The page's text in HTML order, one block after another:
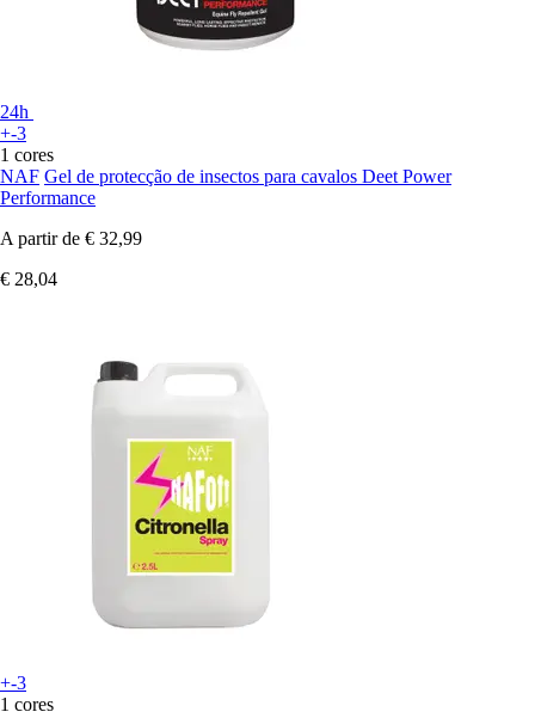
24h
+-3
1 cores
NAF Gel de protecção de insectos para cavalos Deet Power
Performance
A partir de € 32,99
€ 28,04
+-3
1 cores